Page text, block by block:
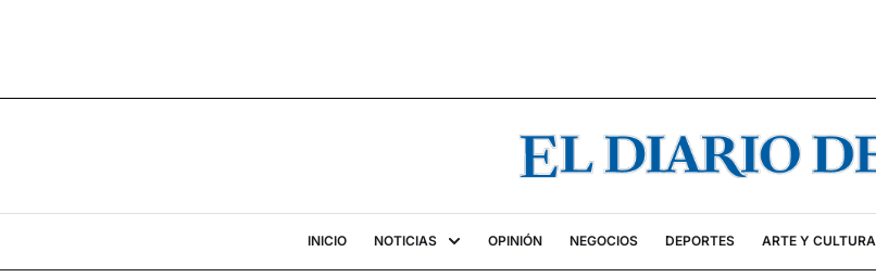
INICIO NOTICIAS OPINIÓN NEGOCIOS DEPORTES ARTE Y CULTURA